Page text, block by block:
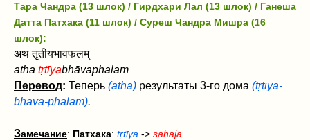
Тара Чандра (13 шлок) / Гирдхари Лал (13 шлок) / Ганеша
Датта Патхака (11 шлок) / Суреш Чандра Мишра (16
шлок):
अथ तृतीयभावफलम्
atha tṛtīyabhāvaphalam
Перевод: Теперь (atha) результаты 3-го дома (tṛtīya-
bhāva-phalam).
Замечание: Патхака: tṛtīya -> sahaja